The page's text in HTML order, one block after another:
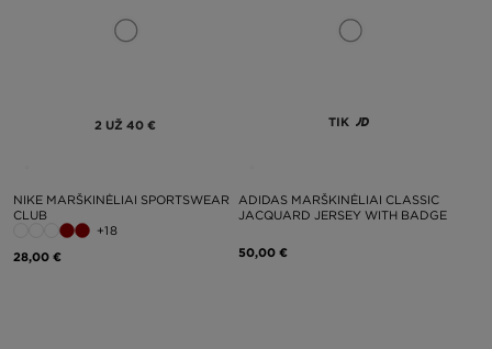
2 UŽ 40 €
NIKE MARŠKINĖLIAI SPORTSWEAR
CLUB
+18
28,00 €
TIK
ADIDAS MARŠKINĖLIAI CLASSIC
JACQUARD JERSEY WITH BADGE
50,00 €